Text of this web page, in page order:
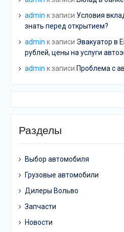
admin к записи Условия
знать перед открытием?
admin к записи Эвакуатор в
рублей, цены на услуги
admin к записи Проблема с
Разделы
Выбор автомобиля
Грузовые автомобили
Дилеры Вольво
Запчасти
Новости